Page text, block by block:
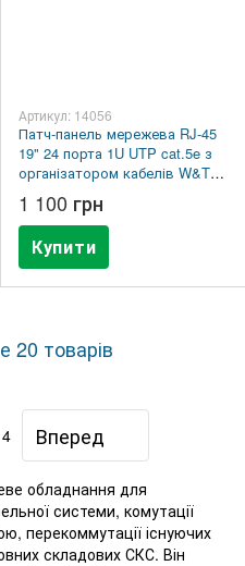
Артикул: 14056
Патч-панель мережева RJ-45
19" 24 порта 1U UTP cat.5e з
організатором кабелів W&T
WT-2089E-CAT.5E
1 100 грн
Купити
20 товарів
Вперед
обладнання для
системи, комутації
перекоммутації існуючих
складових СКС. Він